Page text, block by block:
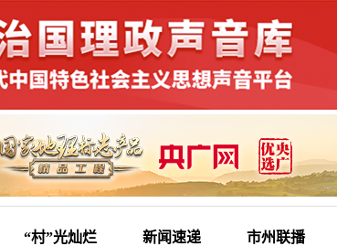
“村”光灿烂 新闻速递 市州联播